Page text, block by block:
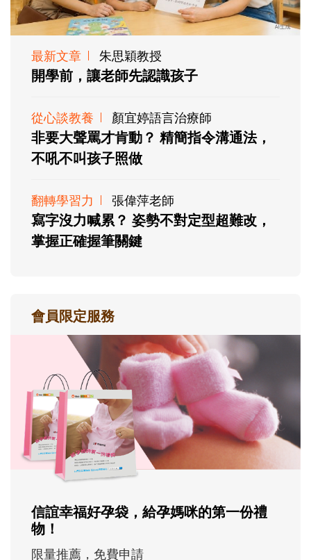
最新文章 朱思穎教授
開學前，讓老師先認識孩子
從心談教養 顏宜婷語言治療師
非要大聲罵才肯動？ 精簡指令溝通法，
不吼不叫孩子照做
翻轉學習力 張偉萍老師
寫字沒力喊累？ 姿勢不對定型超難改，
掌握正確握筆關鍵
會員限定服務
信誼幸福好孕袋，給孕媽咪的第一份禮
物！
限量推薦，免費申請